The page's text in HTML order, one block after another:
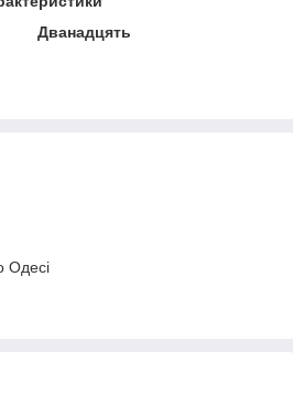
Дванадцять
Одесі